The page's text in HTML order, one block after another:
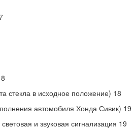
стекла в исходное положение) 18
автомобиля Хонда Сивик) 19
и звуковая сигнализация 19